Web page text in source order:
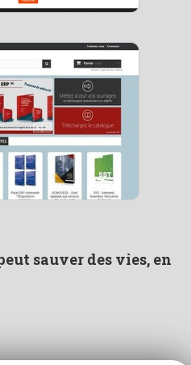
sauver des vies, en